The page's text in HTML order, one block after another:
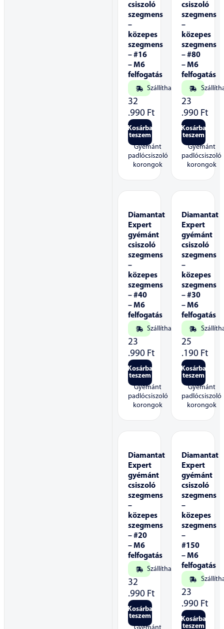
csiszoló
szegmens
–
közepes
szegmens
– #16
– M6
felfogatás
Szállítható
32
.990 Ft
Kosárba
teszem
Gyémánt
padlócsiszoló
korongok
csiszoló
szegmens
–
közepes
szegmens
– #80
– M6
felfogatás
23
.990 Ft
Kosárba
teszem
Gyémánt
padlócsiszoló
korongok
Diamantat
Expert
gyémánt
csiszoló
szegmens
–
közepes
szegmens
– #40
– M6
felfogatás
Szállítható
23
.990 Ft
Kosárba
teszem
Gyémánt
padlócsiszoló
korongok
Diamantat
Expert
gyémánt
csiszoló
szegmens
–
közepes
szegmens
– #30
– M6
felfogatás
25
.190 Ft
Kosárba
teszem
Gyémánt
padlócsiszoló
korongok
Diamantat
Expert
gyémánt
csiszoló
szegmens
–
közepes
szegmens
– #20
– M6
felfogatás
Szállítható
32
.990 Ft
Kosárba
teszem
Diamantat
Expert
gyémánt
csiszoló
szegmens
–
közepes
szegmens
–
#150
– M6
felfogatás
23
.990 Ft
Kosárba
teszem